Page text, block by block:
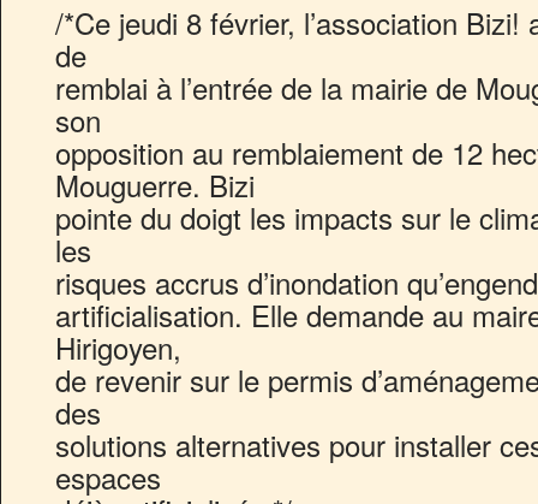
/*Ce jeudi 8 février, l’association
de
remblai à l’entrée de la mairie de
son
opposition au remblaiement de 12
Mouguerre. Bizi
pointe du doigt les impacts sur le
les
risques accrus d’inondation
artificialisation. Elle demande au
Hirigoyen,
de revenir sur le permis
des
solutions alternatives pour installer
espaces